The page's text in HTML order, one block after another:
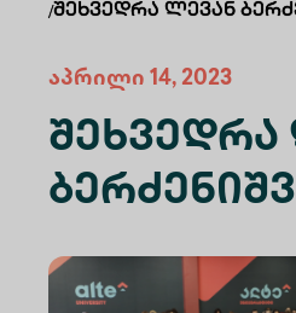
/Შეხვედრა Ლევან
აპრილი 14, 2023
Შეხვედრა